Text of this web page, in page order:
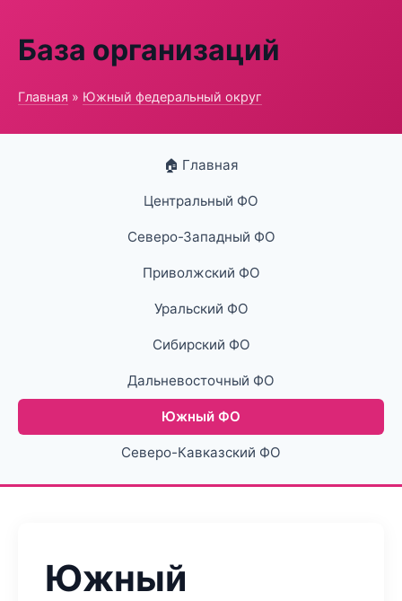
База организаций
Главная » Южный федеральный округ
🏠 Главная
Центральный ФО
Северо-Западный ФО
Приволжский ФО
Уральский ФО
Сибирский ФО
Дальневосточный ФО
Южный ФО
Северо-Кавказский ФО
Южный